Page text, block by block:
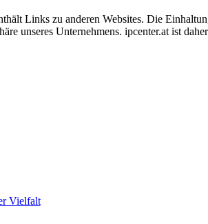
Links zu anderen Websites. Die
unseres Unternehmens. ipcenter.at ist